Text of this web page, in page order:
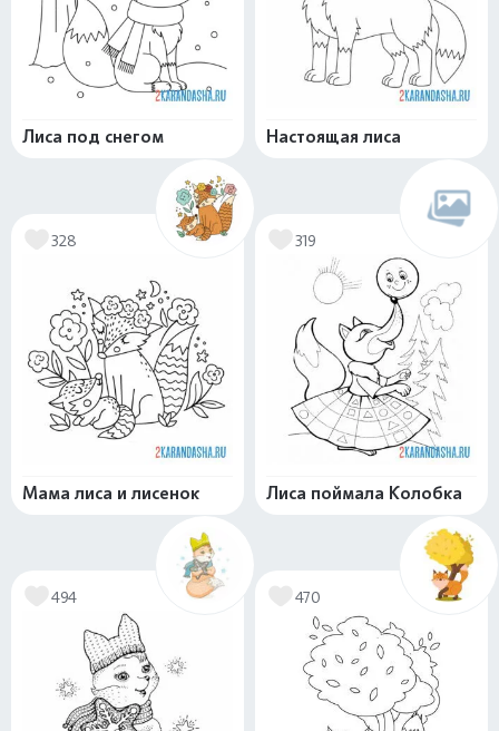
Лиса под снегом Настоящая лиса
328
Мама лиса и лисенок
319
Лиса поймала Колобка
494 470